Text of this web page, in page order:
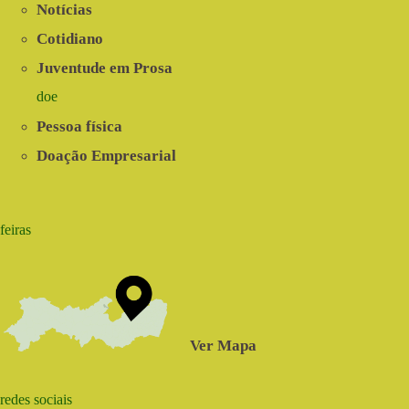
Notícias
Cotidiano
Juventude em Prosa
doe
Pessoa física
Doação Empresarial
feiras
Ver Mapa
redes sociais